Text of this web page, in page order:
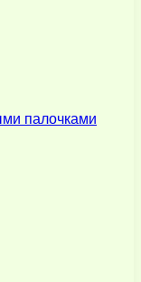
палочками